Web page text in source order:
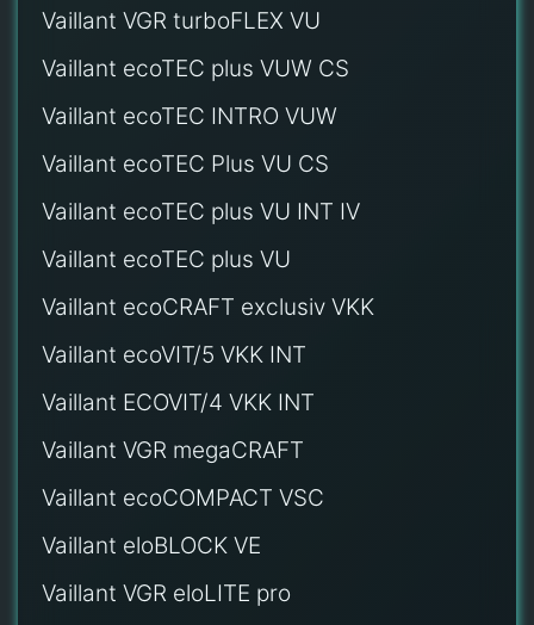
Vaillant VGR turboFLEX VU
Vaillant ecoTEC plus VUW CS
Vaillant ecoTEC INTRO VUW
Vaillant ecoTEC Plus VU CS
Vaillant ecoTEC plus VU INT IV
Vaillant ecoTEC plus VU
Vaillant ecoCRAFT exclusiv VKK
Vaillant ecoVIT/5 VKK INT
Vaillant ECOVIT/4 VKK INT
Vaillant VGR megaCRAFT
Vaillant ecoCOMPACT VSC
Vaillant eloBLOCK VE
Vaillant VGR eloLITE pro